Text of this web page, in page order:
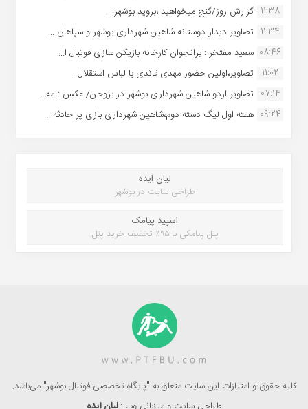
11:38 گزارش روز/گنج میخواهید ،بروید بوشهر!...
11:34 تصاویر دیدار دوستانه شاهین شهردارى بوشهر و سپاهان ...
08:46 سعید مفتخر :ایرانجوان کارخانه بازیکن سازی فوتبال ا...
11:02
تصاویر،اولین حضور مهدی قائدی با لباس استقلال...
07:14 تصاویر اردو شاهین شهرداری بوشهر در بروجن/ عکس : مه...
09:24 هفته اول لیگ دسته دوم،شاهین شهرداری بازی پر حادثه ...
لیان ایده
طراحی سایت در بوشهر
اسپید پیامک
پنل پیامکی با ۹۵٪ تخفیف خرید پنل
کلیه حقوق و امتیازات این سایت متعلق به "پایگاه تخصصی فوتبال بوشهر" می‌باشد.